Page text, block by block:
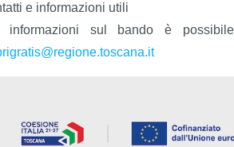
e informazioni utili
informazioni sul bando è